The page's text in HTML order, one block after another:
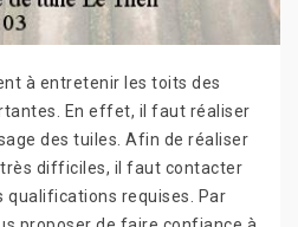
à entretenir les toits des
En effet, il faut réaliser
des tuiles. Afin de réaliser
difficiles, il faut contacter
qualifications requises. Par